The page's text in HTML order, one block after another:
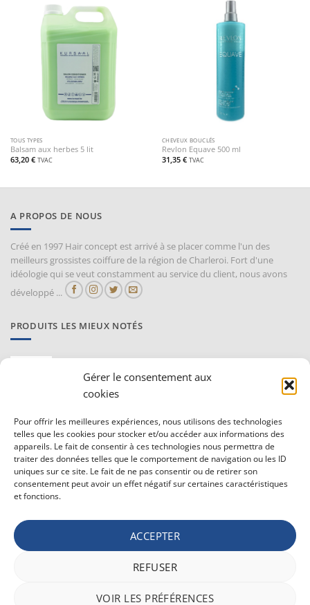
Gérer le consentement aux
cookies
Pour offrir les meilleures expériences, nous utilisons des technologies
telles que les cookies pour stocker et/ou accéder aux informations des
appareils. Le fait de consentir à ces technologies nous permettra de
traiter des données telles que le comportement de navigation ou les ID
uniques sur ce site. Le fait de ne pas consentir ou de retirer son
consentement peut avoir un effet négatif sur certaines caractéristiques
et fonctions.
ACCEPTER
REFUSER
VOIR LES PRÉFÉRENCES
TOUS TYPES
Balsam aux herbes 5 lit
63,20 € TVAC
CHEVEUX BOUCLÉS
Revlon Equave 500 ml
31,35 € TVAC
A PROPOS DE NOUS
Créé en 1997 Hair concept est arrivé à se placer comme l'un des
meilleurs grossistes coiffure de la région de Charleroi. Fort d'une
idéologie qui se veut constamment au service du client, nous avons
développé ...
PRODUITS LES MIEUX NOTÉS
Proraso Huile chaude pour la barbe
10,30€ TVAC
Barburys Bloc d'alun 75 gr
7,20€ TVAC
CONDITIONS GÉNÉRALE DE VENTE ET VIE PRIVÉE
Vie privée
Politique de confidentialité
MasterCard